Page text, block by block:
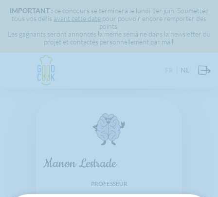
IMPORTANT : ce concours se terminera le lundi 1er juin. Soumettez
tous vos défis avant cette date pour pouvoir encore remporter des
points.
Les gagnants seront annoncés la même semaine dans la newsletter du
projet et contactés personnellement par mail.
NL
Manon Lestrade
PROFESSEUR